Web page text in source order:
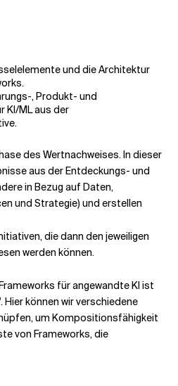
und die Architektur
, Produkt- und
KI/ML aus der
des Wertnachweises. In dieser
aus der Entdeckungs- und
in Bezug auf Daten,
und Strategie) und erstellen
die dann den jeweiligen
werden können.
für angewandte KI ist
können wir verschiedene
um Kompositionsfähigkeit
von Frameworks, die